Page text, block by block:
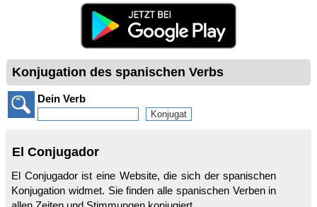
Konjugation des spanischen Verbs
Dein Verb
El Conjugador
El Conjugador ist eine Website, die sich der spanischen
Konjugation widmet. Sie finden alle spanischen Verben in